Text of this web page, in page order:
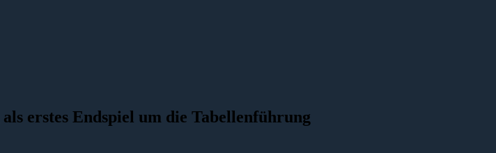
erstes Endspiel um die Tabellenführung